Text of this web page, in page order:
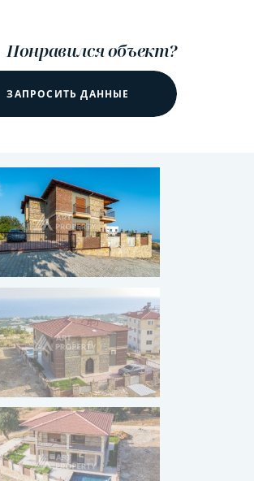
Понравился объект?
ЗАПРОСИТЬ ДАННЫЕ
ГРАЖДАНСТВО